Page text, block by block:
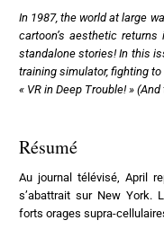
In 1987, the world at large
cartoon’s aesthetic
standalone stories! In this
training simulator, fighting
« VR in Deep Trouble! »
Résumé
Au journal télévisé, April
s’abattrait sur New York.
forts orages supra-